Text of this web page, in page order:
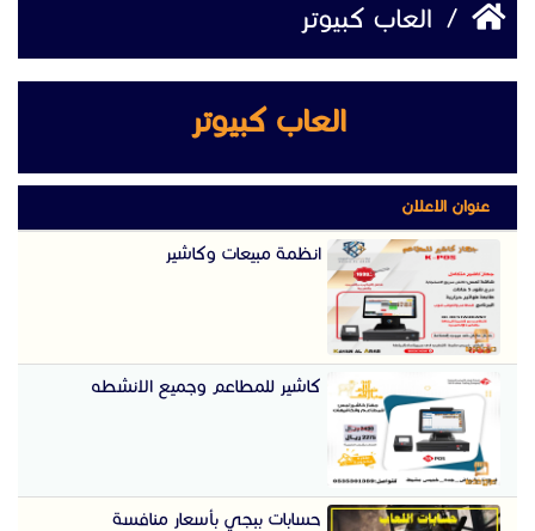
/ العاب كبيوتر
العاب كبيوتر
عنوان الاعلان
انظمة مبيعات وكاشير
كاشير للمطاعم وجميع الانشطه
حسابات ببجي بأسعار منافسة